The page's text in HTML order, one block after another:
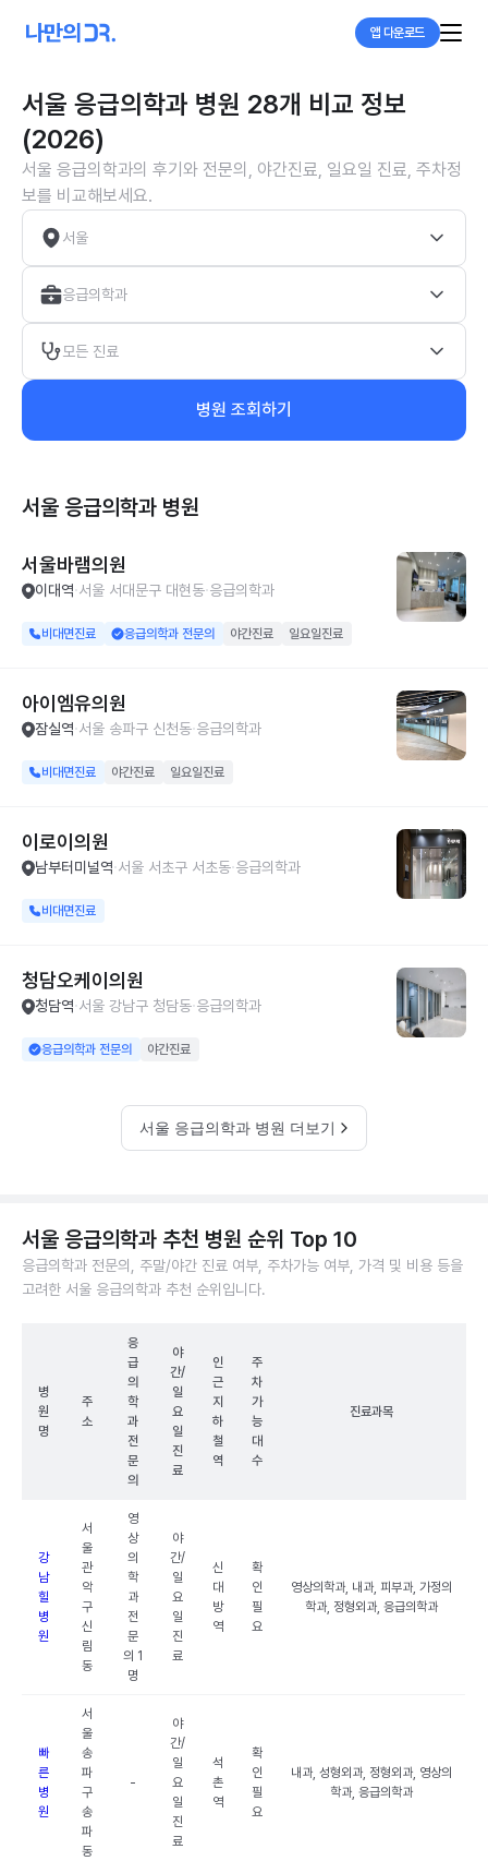
앱 다운로드
서울 응급의학과 병원 28개 비교 정보
(2026)
서울 응급의학과의 후기와 전문의, 야간진료, 일요일 진료, 주차정
보를 비교해보세요.
서울
응급의학과
모든 진료
병원 조회하기
서울 응급의학과 병원
서울바램의원
이대역 서울 서대문구 대현동 응급의학과
비대면진료 응급의학과 전문의 야간진료 일요일진료
아이엠유의원
잠실역 서울 송파구 신천동 응급의학과
비대면진료 야간진료 일요일진료
이로이의원
남부터미널역 서울 서초구 서초동 응급의학과
비대면진료
청담오케이의원
청담역 서울 강남구 청담동 응급의학과
응급의학과 전문의 야간진료
서울 응급의학과 병원 더보기
서울 응급의학과 추천 병원 순위 Top 10
응급의학과 전문의, 주말/야간 진료 여부, 주차가능 여부, 가격 및 비용 등을
고려한 서울 응급의학과 추천 순위입니다.
병
원
명
주
소
응
급
의
학
과
전
문
의
야
간/
일
요
일
진
료
인
근
지
하
철
역
주
차
가
능
대
수
진료과목
강
남
힐
병
원
서
울
관
악
구
신
림
동
영
상
의
학
과
전
문
의 1
명
야
간/
일
요
일
진
료
신
대
방
역
확
인
필
요
영상의학과, 내과, 피부과, 가정의
학과, 정형외과, 응급의학과
빠
른
병
원
서
울
송
파
구
송
파
동
-
야
간/
일
요
일
진
료
석
촌
역
확
인
필
요
내과, 성형외과, 정형외과, 영상의
학과, 응급의학과